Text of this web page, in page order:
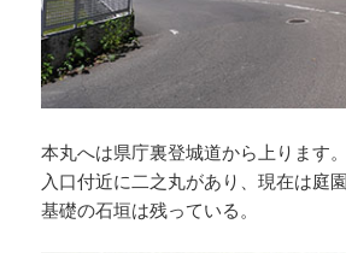
本丸へは県庁裏登城道から上ります。
入口付近に二之丸があり、現在は庭
基礎の石垣は残っている。